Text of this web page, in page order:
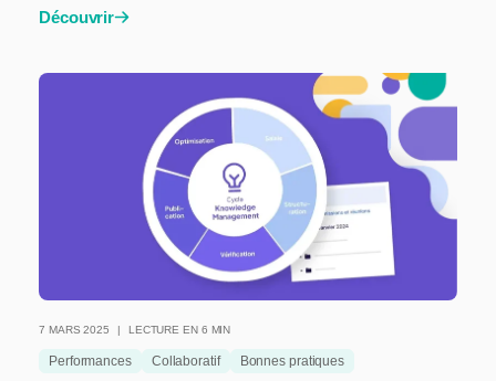
Découvrir
7 MARS 2025 LECTURE EN 6 MIN
Performances Collaboratif Bonnes pratiques